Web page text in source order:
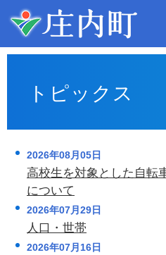
このページの
トピックス
2026年08月05日
高校生を対象とした自転
について
2026年07月29日
人口・世帯
2026年07月16日